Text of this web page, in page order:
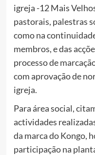
igreja -12 Mais
pastorais, palestras
como na
membros, e das
processo de
com aprovação de
igreja.
Para área social,
actividades
da marca do Kongo,
participação na